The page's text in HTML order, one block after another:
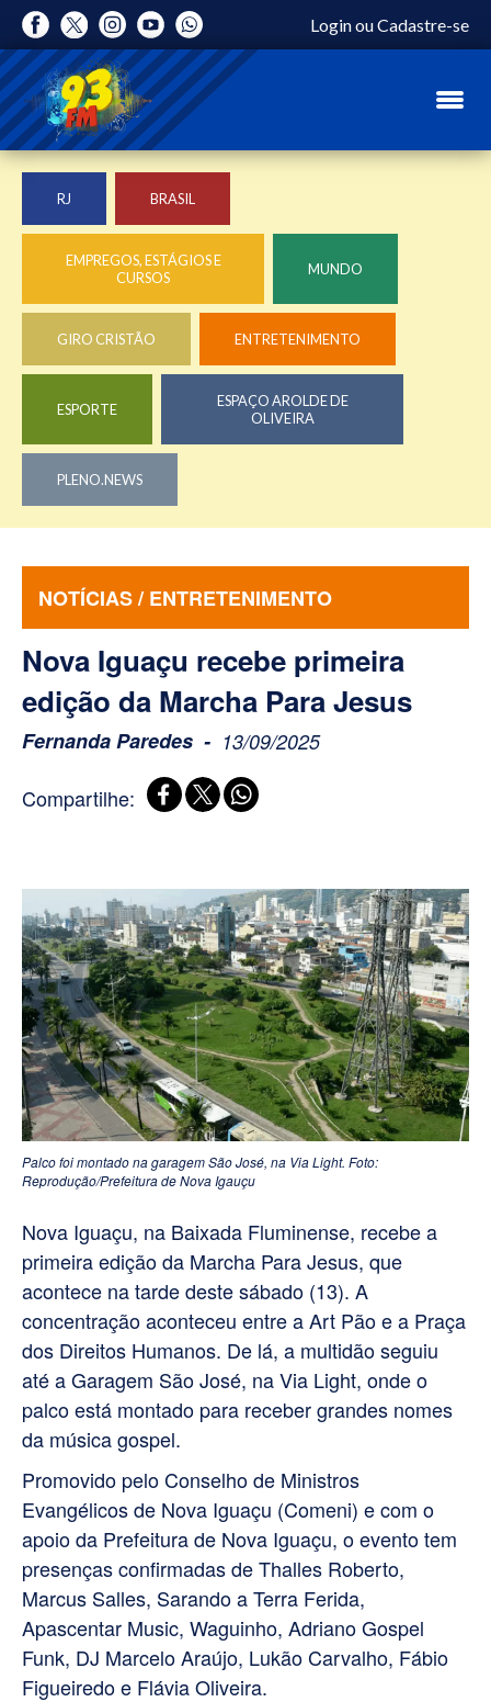
LoginouCadastre-se
RJ BRASIL
EMPREGOS, ESTÁGIOS E
CURSOS
MUNDO
GIRO CRISTÃO ENTRETENIMENTO
ESPORTE
ESPAÇO AROLDE DE
OLIVEIRA
PLENO.NEWS
NOTÍCIAS / ENTRETENIMENTO
Nova Iguaçu recebe primeira
edição da Marcha Para Jesus
Fernanda Paredes 13/09/2025
Compartilhe:
Palco foi montado na garagem São José, na Via Light. Foto:
Reprodução/Prefeitura de Nova Igauçu
Nova Iguaçu, na Baixada Fluminense, recebe a
primeira edição da Marcha Para Jesus, que
acontece na tarde deste sábado (13). A
concentração aconteceu entre a Art Pão e a Praça
dos Direitos Humanos. De lá, a multidão seguiu
até a Garagem São José, na Via Light, onde o
palco está montado para receber grandes nomes
da música gospel.
Promovido pelo Conselho de Ministros
Evangélicos de Nova Iguaçu (Comeni) e com o
apoio da Prefeitura de Nova Iguaçu, o evento tem
presenças confirmadas de Thalles Roberto,
Marcus Salles, Sarando a Terra Ferida,
Apascentar Music, Waguinho, Adriano Gospel
Funk, DJ Marcelo Araújo, Lukão Carvalho, Fábio
Figueiredo e Flávia Oliveira.